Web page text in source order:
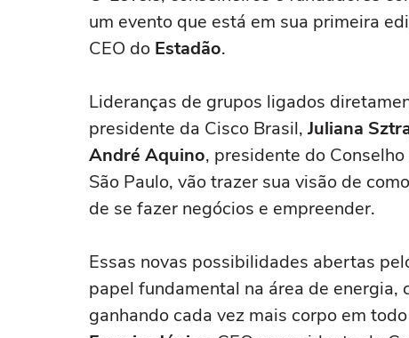
um evento que está em sua primeira
CEO do Estadão.
Lideranças de grupos ligados
presidente da Cisco Brasil, Juliana
André Aquino, presidente do
São Paulo, vão trazer sua visão de
de se fazer negócios e empreender.
Essas novas possibilidades abertas
papel fundamental na área de
ganhando cada vez mais corpo em